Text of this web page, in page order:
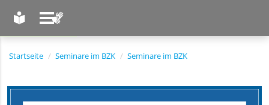
Startseite Seminare im BZK Seminare im BZK